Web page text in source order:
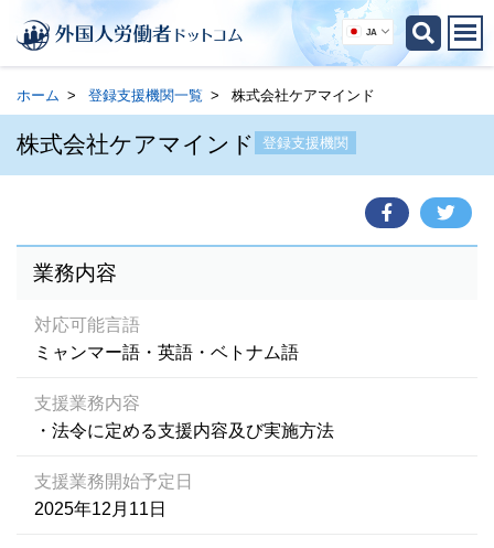
JA
ホーム 登録支援機関一覧 株式会社ケアマインド
株式会社ケアマインド 登録支援機関
業務内容
対応可能言語
ミャンマー語・英語・ベトナム語
支援業務内容
・法令に定める支援内容及び実施方法
支援業務開始予定日
2025年12月11日